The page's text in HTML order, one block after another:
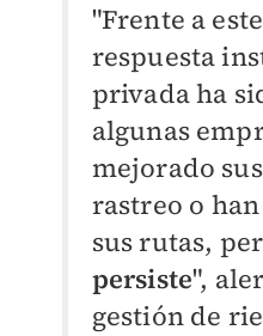
"Frente a
respuesta
privada ha
algunas
mejorado
rastreo o
sus rutas,
persiste",
gestión de